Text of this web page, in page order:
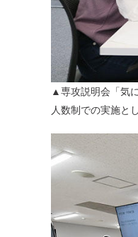
▲専攻説明会「気
人数制での実施と